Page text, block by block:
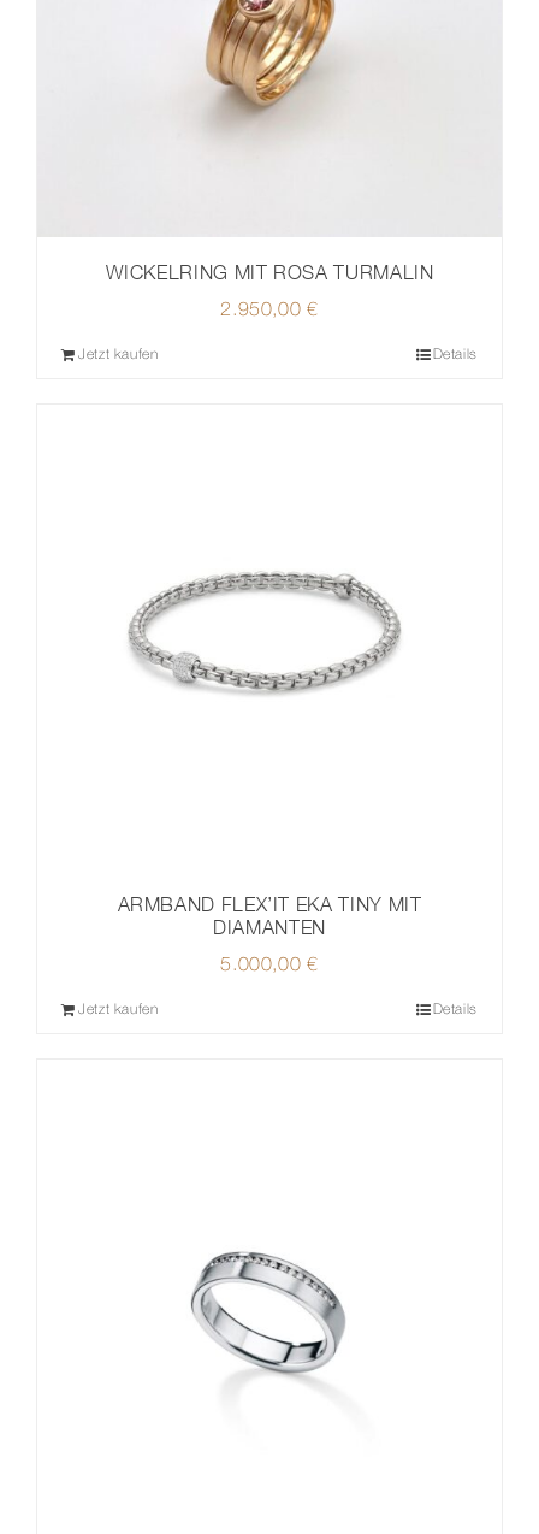
WICKELRING MIT ROSA TURMALIN
2.950,00€
Jetzt kaufen Details
ARMBAND FLEX’IT EKA TINY MIT
DIAMANTEN
5.000,00€
Jetzt kaufen Details